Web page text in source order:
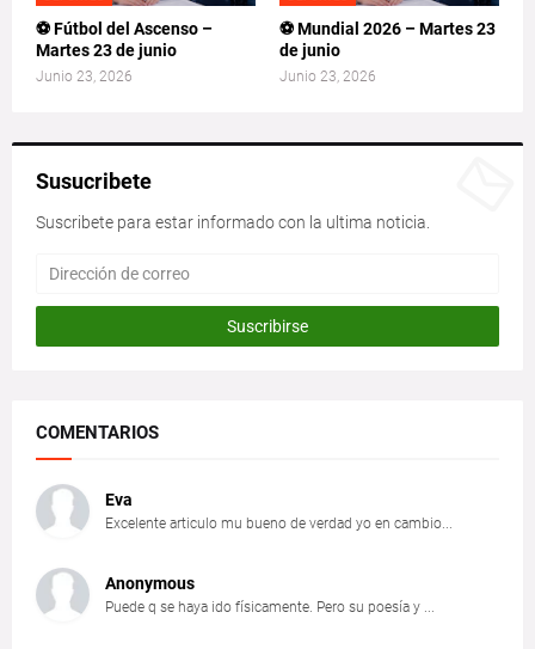
⚽ Fútbol del Ascenso –
Martes 23 de junio
Junio 23, 2026
⚽ Mundial 2026 – Martes 23
de junio
Junio 23, 2026
Susucribete
Suscribete para estar informado con la ultima noticia.
COMENTARIOS
Eva
Excelente articulo mu bueno de verdad yo en cambio...
Anonymous
Puede q se haya ido físicamente. Pero su poesía y ...